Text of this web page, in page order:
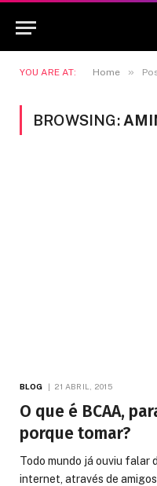
YOU ARE AT: Home »
BROWSING:
BLOG 21 ABRIL, 2015
O que é BCAA,
porque tomar?
Todo mundo já ouviu falar
internet, através de